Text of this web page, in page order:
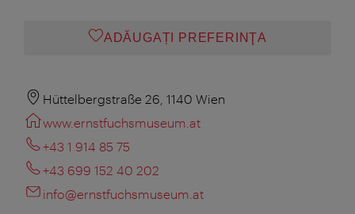
ADĂUGAȚI PREFERINŢA
Hüttelbergstraße 26, 1140 Wien
www.ernstfuchsmuseum.at
+43 1 914 85 75
+43 699 152 40 202
info@ernstfuchsmuseum.at